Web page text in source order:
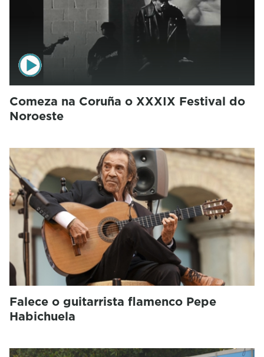
Comeza na Coruña o XXXIX Festival do
Noroeste
Falece o guitarrista flamenco Pepe
Habichuela